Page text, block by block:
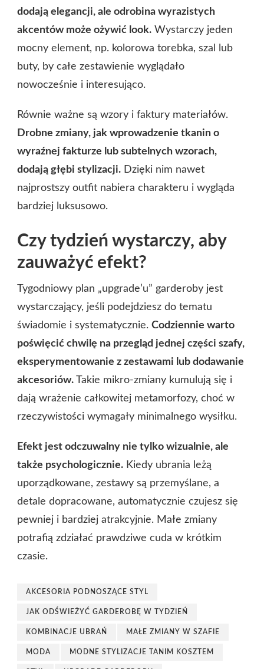
dodają elegancji, ale odrobina wyrazistych
akcentów może ożywić look. Wystarczy jeden
mocny element, np. kolorowa torebka, szal lub
buty, by całe zestawienie wyglądało
nowocześnie i interesująco.
Równie ważne są wzory i faktury materiałów.
Drobne zmiany, jak wprowadzenie tkanin o
wyraźnej fakturze lub subtelnych wzorach,
dodają głębi stylizacji. Dzięki nim nawet
najprostszy outfit nabiera charakteru i wygląda
bardziej luksusowo.
Czy tydzień wystarczy, aby
zauważyć efekt?
Tygodniowy plan „upgrade’u” garderoby jest
wystarczający, jeśli podejdziesz do tematu
świadomie i systematycznie. Codziennie warto
poświęcić chwilę na przegląd jednej części szafy,
eksperymentowanie z zestawami lub dodawanie
akcesoriów. Takie mikro-zmiany kumulują się i
dają wrażenie całkowitej metamorfozy, choć w
rzeczywistości wymagały minimalnego wysiłku.
Efekt jest odczuwalny nie tylko wizualnie, ale
także psychologicznie. Kiedy ubrania leżą
uporządkowane, zestawy są przemyślane, a
detale dopracowane, automatycznie czujesz się
pewniej i bardziej atrakcyjnie. Małe zmiany
potrafią zdziałać prawdziwe cuda w krótkim
czasie.
AKCESORIA PODNOSZĄCE STYL
JAK ODŚWIEŻYĆ GARDEROBĘ W TYDZIEŃ
KOMBINACJE UBRAŃ MAŁE ZMIANY W SZAFIE
MODA MODNE STYLIZACJE TANIM KOSZTEM